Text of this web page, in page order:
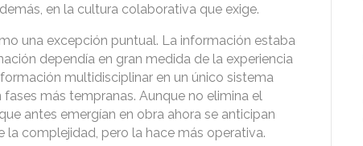
en la cultura colaborativa que exige.
una excepción puntual. La información estaba
dependía en gran medida de la experiencia
multidisciplinar en un único sistema
más tempranas. Aunque no elimina el
antes emergían en obra ahora se anticipan
complejidad, pero la hace más operativa.